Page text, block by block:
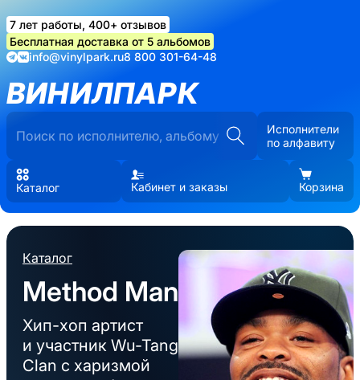
7 лет работы, 400+ отзывов
Бесплатная доставка от 5 альбомов
info@vinylpark.ru8 800 301-64-48
ВИНИЛПАРК
Исполнители
по алфавиту
Каталог Кабинет и заказы Корзина
Каталог
Method Man
Хип-хоп артист
и участник Wu-Tang
Clan с харизмой